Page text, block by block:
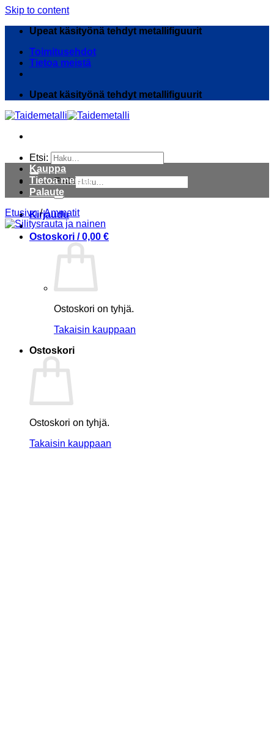
Skip to content
Upeat käsityönä tehdyt metallifiguurit
Toimitusehdot
Tietoa meistä
Upeat käsityönä tehdyt metallifiguurit
Etsi:
Etsi:
Kirjaudu
Ostoskori /0,00 €
Ostoskori on tyhjä.
Takaisin kauppaan
Ostoskori
Ostoskori on tyhjä.
Takaisin kauppaan
Kauppa
Tietoa meistä
Palaute
Etusivu /Ammatit